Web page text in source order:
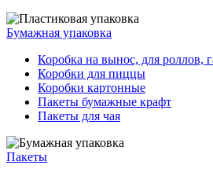
Бумажная упаковка
Коробка на вынос, для роллов,
Коробки для пиццы
Коробки картонные
Пакеты бумажные крафт
Пакеты для чая
Пакеты